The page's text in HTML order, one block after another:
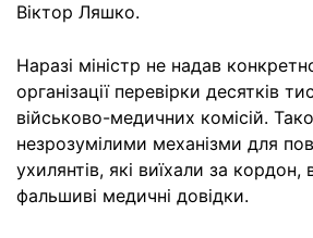
Віктор Ляшко.
Наразі міністр не надав
організації перевірки десятків
військово-медичних комісій.
незрозумілими механізми для
ухилянтів, які виїхали за
фальшиві медичні довідки.